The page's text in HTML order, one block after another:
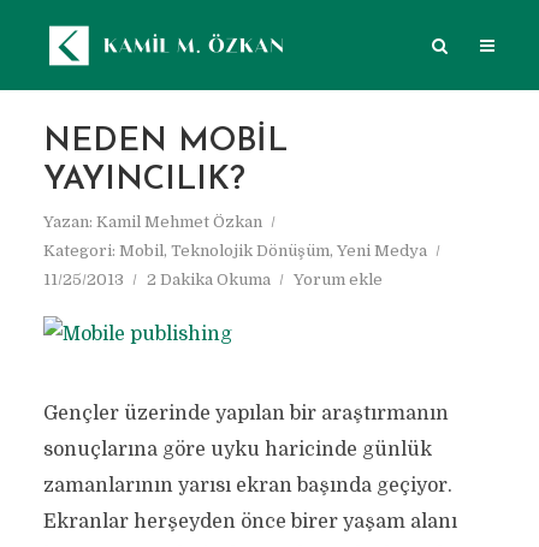
NEDEN MOBIL
YAYINCILIK?
Yazan: Kamil Mehmet Özkan
Kategori: Mobil, Teknolojik Dönüşüm, Yeni Medya
11/25/2013
2 Dakika Okuma Yorum ekle
Gençler üzerinde yapılan bir araştırmanın
sonuçlarına göre uyku haricinde günlük
zamanlarının yarısı ekran başında geçiyor.
Ekranlar herşeyden önce birer yaşam alanı